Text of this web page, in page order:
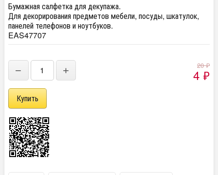
Бумажная салфетка для декупажа.
Для декорирования предметов мебели, посуды, шкатулок,
панелей телефонов и ноутбуков.
EAS47707
− + 20₽
4 ₽